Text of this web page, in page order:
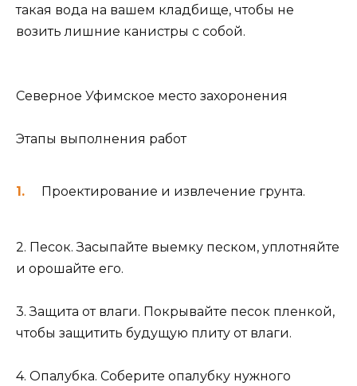
такая вода на вашем кладбище, чтобы не
возить лишние канистры с собой.
Северное Уфимское место захоронения
Этапы выполнения работ
Проектирование и извлечение грунта.
2. Песок. Засыпайте выемку песком, уплотняйте
и орошайте его.
3. Защита от влаги. Покрывайте песок пленкой,
чтобы защитить будущую плиту от влаги.
4. Опалубка. Соберите опалубку нужного